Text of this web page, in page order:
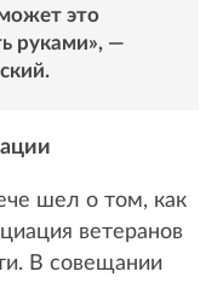
это
руками», —
шел о том, как
ветеранов
В совещании